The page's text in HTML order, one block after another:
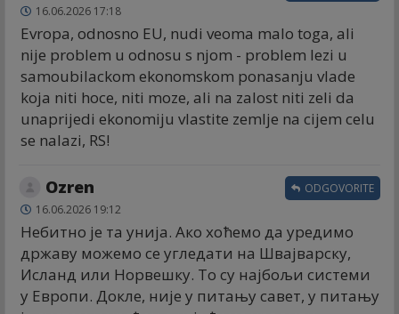
16.06.2026 17:18
Evropa, odnosno EU, nudi veoma malo toga, ali
nije problem u odnosu s njom - problem lezi u
samoubilackom ekonomskom ponasanju vlade
koja niti hoce, niti moze, ali na zalost niti zeli da
unaprijedi ekonomiju vlastite zemlje na cijem celu
se nalazi, RS!
Ozren
16.06.2026 19:12
Небитно је та унија. Ако хоћемо да уредимо
државу можемо се угледати на Швајварску,
Исланд или Норвешку. То су најбољи системи
у Европи. Докле, није у питању савет, у питању
ODGOVORITE